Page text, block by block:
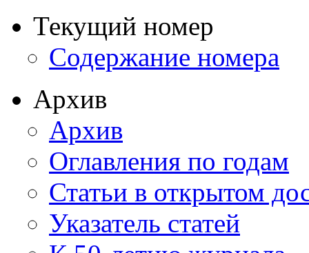
Текущий номер
Содержание номера
Архив
Архив
Оглавления по годам
Статьи в открытом
Указатель статей